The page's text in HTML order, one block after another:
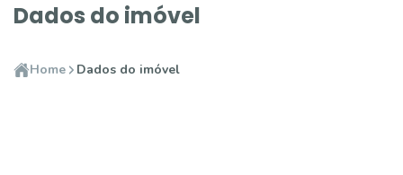
Dados do imóvel
Home Dados do imóvel